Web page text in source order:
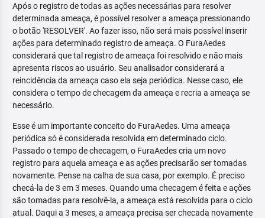
Após o registro de todas as ações necessárias para resolver
determinada ameaça, é possível resolver a ameaça pressionando
o botão 'RESOLVER'. Ao fazer isso, não será mais possível inserir
ações para determinado registro de ameaça. O FuraAedes
considerará que tal registro de ameaça foi resolvido e não mais
apresenta riscos ao usuário. Seu analisador considerará a
reincidência da ameaça caso ela seja periódica. Nesse caso, ele
considera o tempo de checagem da ameaça e recria a ameaça se
necessário.
Esse é um importante conceito do FuraAedes. Uma ameaça
periódica só é considerada resolvida em determinado ciclo.
Passado o tempo de checagem, o FuraAedes cria um novo
registro para aquela ameaça e as ações precisarão ser tomadas
novamente. Pense na calha de sua casa, por exemplo. É preciso
checá-la de 3 em 3 meses. Quando uma checagem é feita e ações
são tomadas para resolvê-la, a ameaça está resolvida para o ciclo
atual. Daqui a 3 meses, a ameaça precisa ser checada novamente